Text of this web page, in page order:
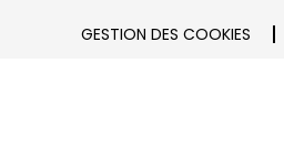
GESTION DES COOKIES